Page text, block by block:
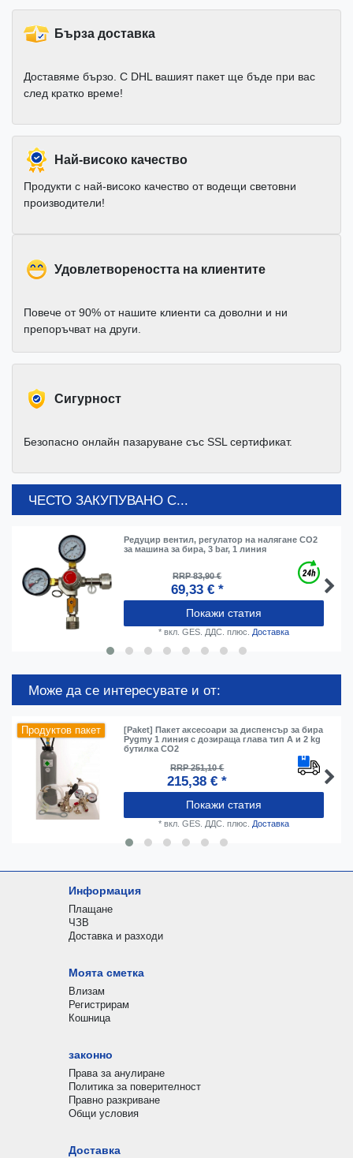
Бърза доставка
Доставяме бързо. С DHL вашият пакет ще бъде при вас
след кратко време!
Най-високо качество
Продукти с най-високо качество от водещи световни
производители!
Удовлетвореността на клиентите
Повече от 90% от нашите клиенти са доволни и ни
препоръчват на други.
Cигурност
Безопасно онлайн пазаруване със SSL сертификат.
ЧЕСТО ЗАКУПУВАНО С...
Редуцир вентил, регулатор на налягане CO2
за машина за бира, 3 bar, 1 линия
RRP 83,90 €
69,33 € *
Покажи статия
* вкл. GES. ДДС. плюс. Доставка
Може да се интересувате и от:
Продуктов пакет
[Paket] Пакет аксесоари за диспенсър за бира
Pygmy 1 линия с дозираща глава тип А и 2 kg
бутилка CO2
RRP 251,10 €
215,38 € *
Покажи статия
* вкл. GES. ДДС. плюс. Доставка
Информация
Плащане
ЧЗВ
Доставка и разходи
Моята сметка
Влизам
Регистрирам
Кошница
законно
Права за анулиране
Политика за поверителност
Правно разкриване
Общи условия
Доставка